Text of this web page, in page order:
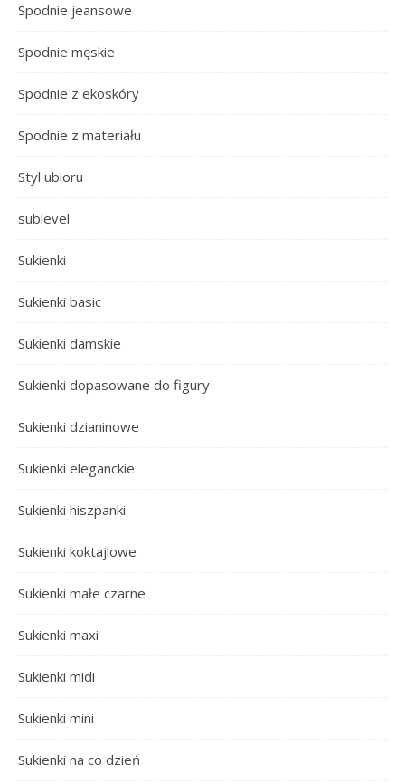
Spodnie jeansowe
Spodnie męskie
Spodnie z ekoskóry
Spodnie z materiału
Styl ubioru
sublevel
Sukienki
Sukienki basic
Sukienki damskie
Sukienki dopasowane do figury
Sukienki dzianinowe
Sukienki eleganckie
Sukienki hiszpanki
Sukienki koktajlowe
Sukienki małe czarne
Sukienki maxi
Sukienki midi
Sukienki mini
Sukienki na co dzień